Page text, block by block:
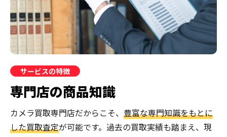
サービスの特徴
専門店の商品知識
カメラ買取専門店だからこそ、 豊富な専門知識をもとに
した買取査定が可能です。過去の買取実績も踏まえ、現